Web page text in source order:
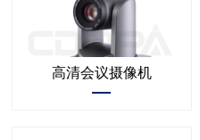
高清会议摄像机